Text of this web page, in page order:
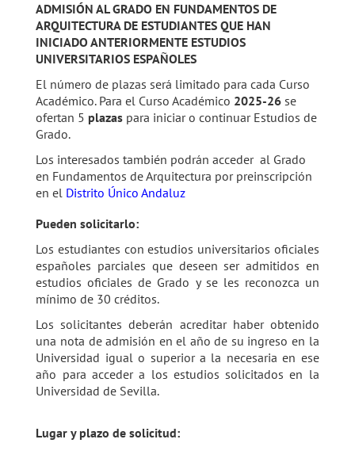
ADMISIÓN AL GRADO EN FUNDAMENTOS DE
ARQUITECTURA DE ESTUDIANTES QUE HAN
INICIADO ANTERIORMENTE ESTUDIOS
UNIVERSITARIOS ESPAÑOLES
El número de plazas será limitado para cada Curso
Académico. Para el Curso Académico 2025-26 se
ofertan 5 plazas para iniciar o continuar Estudios de
Grado.
Los interesados también podrán acceder al Grado
en Fundamentos de Arquitectura por preinscripción
en el Distrito Único Andaluz
Pueden solicitarlo:
Los estudiantes con estudios universitarios oficiales
españoles parciales que deseen ser admitidos en
estudios oficiales de Grado y se les reconozca un
mínimo de 30 créditos.
Los solicitantes deberán acreditar haber obtenido
una nota de admisión en el año de su ingreso en la
Universidad igual o superior a la necesaria en ese
año para acceder a los estudios solicitados en la
Universidad de Sevilla.
Lugar y plazo de solicitud: